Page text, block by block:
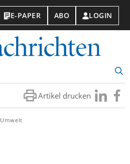
E-PAPER ABO LOGIN
Artikel drucken Besuchen
Sie
Sie
Umwelt